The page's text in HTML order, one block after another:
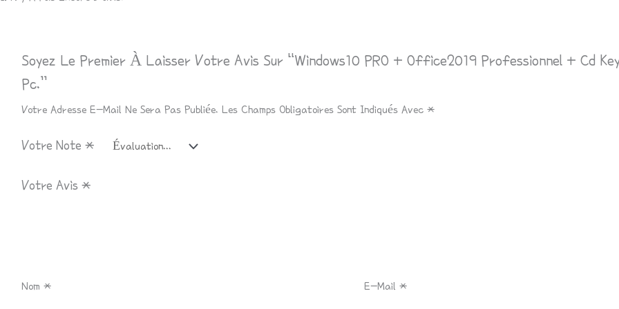
Soyez Le Premier À Laisser Votre Avis Sur “Windows10 PRO + Office2019 Professionnel + Cd
Pc.”
Votre Adresse E-Mail Ne Sera Pas Publiée. Les Champs Obligatoires Sont Indiqués Avec*
Votre Note*
Votre Avis*
Nom* E-Mail *